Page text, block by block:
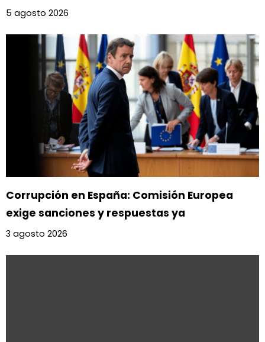
5 agosto 2026
Corrupción en España: Comisión Europea
exige sanciones y respuestas ya
3 agosto 2026